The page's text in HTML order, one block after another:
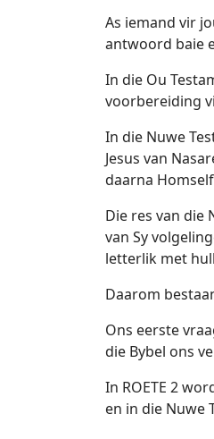
As iemand vir
antwoord baie
In die Ou
voorbereiding
In die Nuwe
Jesus van
daarna
Die res van die
van Sy
letterlik met
Daarom
Ons eerste
die Bybel ons
In ROETE 2
en in die Nuwe